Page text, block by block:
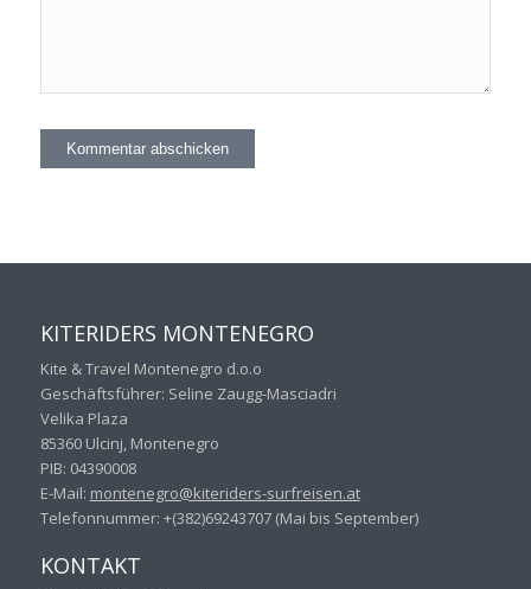
KITERIDERS MONTENEGRO
Kite & Travel Montenegro d.o.o
Geschäftsführer: Seline Zaugg-Masciadri
Velika Plaza
85360 Ulcinj, Montenegro
PIB: 04390008
E-Mail: montenegro@kiteriders-surfreisen.at
Telefonnummer: +(382)69243707 (Mai bis September)
KONTAKT